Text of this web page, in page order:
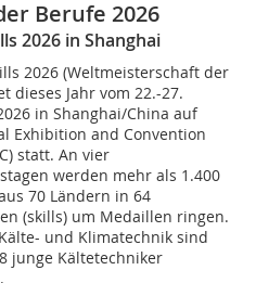
Berufe 2026
2026 in Shanghai
2026 (Weltmeisterschaft der
dieses Jahr vom 22.-27.
in Shanghai/China auf
Exhibition and Convention
statt. An vier
werden mehr als 1.400
70 Ländern in 64
(skills) um Medaillen ringen.
und Klimatechnik sind
junge Kältetechniker